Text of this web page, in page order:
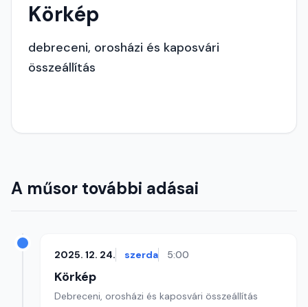
Körkép
debreceni, orosházi és kaposvári
összeállítás
A műsor további adásai
2025. 12. 24. szerda 5:00
Körkép
Debreceni, orosházi és kaposvári összeállítás